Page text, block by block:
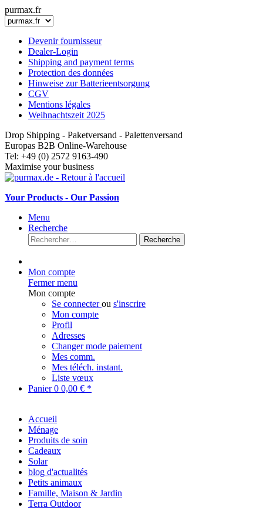
purmax.fr
Devenir fournisseur
Dealer-Login
Shipping and payment terms
Protection des données
Hinweise zur Batterieentsorgung
CGV
Mentions légales
Weihnachtszeit 2025
Drop Shipping - Paketversand - Palettenversand
Europas B2B Online-Warehouse
Tel: +49 (0) 2572 9163-490
Maximise your business
Your Products - Our Passion
Menu
Recherche
Recherche
Mon compte
Fermer menu
Mon compte
Se connecterou s'inscrire
Mon compte
Profil
Adresses
Changer mode paiement
Mes comm.
Mes téléch. instant.
Liste vœux
Panier0 0,00 € *
Accueil
Ménage
Produits de soin
Cadeaux
Solar
blog d'actualités
Petits animaux
Famille, Maison & Jardin
Terra Outdoor